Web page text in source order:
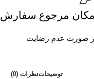
مرجوع سفارش
صورت عدم رضایت
توضیحاتنظرات (0)